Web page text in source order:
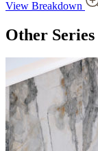
View Breakdown
Other Series